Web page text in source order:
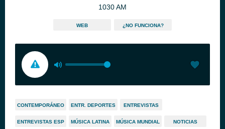
1030 AM
WEB ¿NO FUNCIONA?
CONTEMPORÁNEO ENTR. DEPORTES ENTREVISTAS
ENTREVISTAS ESP MÚSICA LATINA MÚSICA MUNDIAL NOTICIAS